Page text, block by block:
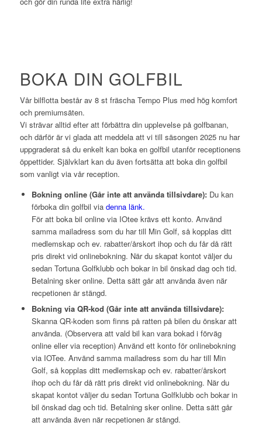
BOKA DIN GOLFBIL
Vår bilflotta består av 8 st fräscha Tempo Plus med hög komfort
och premiumsäten.
Vi strävar alltid efter att förbättra din upplevelse på golfbanan,
och därför är vi glada att meddela att vi till säsongen 2025 nu har
uppgraderat så du enkelt kan boka en golfbil utanför receptionens
öppettider. Självklart kan du även fortsätta att boka din golfbil
som vanligt via vår reception.
Bokning online (Går inte att använda tillsivdare):Du kan
förboka din golfbil via denna länk.
För att boka bil online via IOtee krävs ett konto. Använd
samma mailadress som du har till Min Golf, så kopplas ditt
medlemskap och ev. rabatter/årskort ihop och du får då rätt
pris direkt vid onlinebokning. När du skapat kontot väljer du
sedan Tortuna Golfklubb och bokar in bil önskad dag och tid.
Betalning sker online. Detta sätt går att använda även när
recpetionen är stängd.
Bokning via QR-kod (Går inte att använda tillsivdare):
Skanna QR-koden som finns på ratten på bilen du önskar att
använda. (Observera att vald bil kan vara bokad i förväg
online eller via reception) Använd ett konto för onlinebokning
via IOTee. Använd samma mailadress som du har till Min
Golf, så kopplas ditt medlemskap och ev. rabatter/årskort
ihop och du får då rätt pris direkt vid onlinebokning. När du
skapat kontot väljer du sedan Tortuna Golfklubb och bokar in
bil önskad dag och tid. Betalning sker online. Detta sätt går
att använda även när recpetionen är stängd.